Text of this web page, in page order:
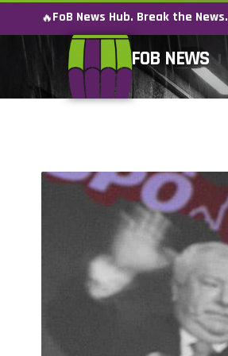
🔥FoB News Hub. Break the News.
FOB NEWS